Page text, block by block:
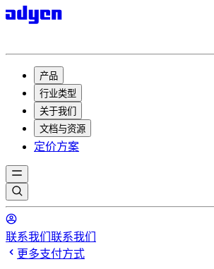
产品
行业类型
关于我们
文档与资源
定价方案
联系我们 联系我们
更多支付方式